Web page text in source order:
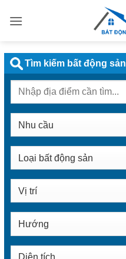
qua
dung
Tìm kiếm bất động sản